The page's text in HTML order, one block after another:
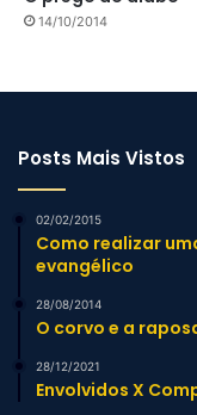
14/10/2014
Posts Mais Vistos
02/02/2015
Como realizar
evangélico
28/08/2014
O corvo e a
28/12/2021
Envolvidos X